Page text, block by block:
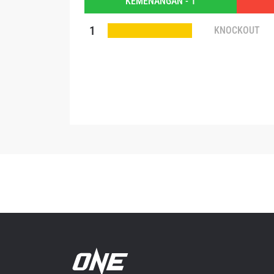
1 KNOCKOUT